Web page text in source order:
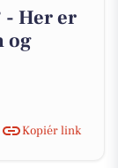
- Her er
og
Kopiér link